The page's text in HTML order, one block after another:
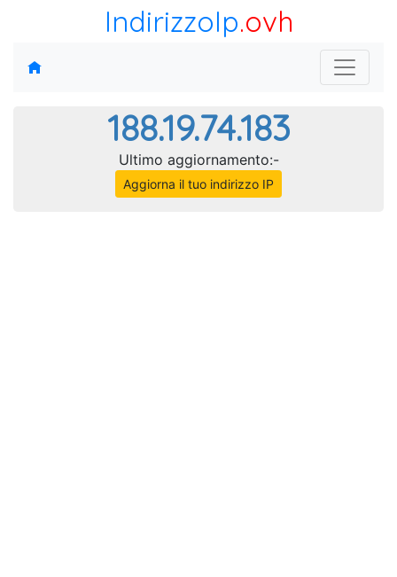
IndirizzoIp.ovh
188.19.74.183
Ultimo aggiornamento:-
Aggiorna il tuo indirizzo IP